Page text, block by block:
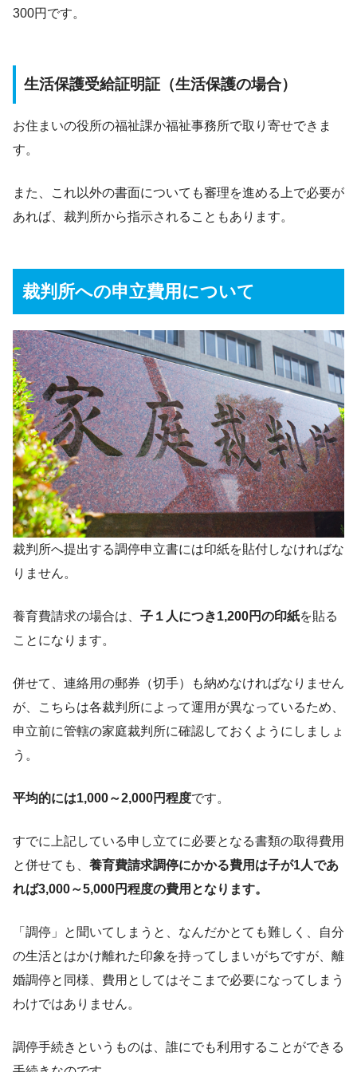
300円です。
生活保護受給証明証（生活保護の場合）
お住まいの役所の福祉課か福祉事務所で取り寄せできま
す。
また、これ以外の書面についても審理を進める上で必要が
あれば、裁判所から指示されることもあります。
裁判所への申立費用について
裁判所へ提出する調停申立書には印紙を貼付しなければな
りません。
養育費請求の場合は、 子１人につき1,200円の印紙を貼る
ことになります。
併せて、連絡用の郵券（切手）も納めなければなりません
が、こちらは各裁判所によって運用が異なっているため、
申立前に管轄の家庭裁判所に確認しておくようにしましょ
う。
平均的には1,000～2,000円程度です。
すでに上記している申し立てに必要となる書類の取得費用
と併せても、 養育費請求調停にかかる費用は子が1人であ
れば3,000～5,000円程度の費用となります。
「調停」と聞いてしまうと、なんだかとても難しく、自分
の生活とはかけ離れた印象を持ってしまいがちですが、離
婚調停と同様、費用としてはそこまで必要になってしまう
わけではありません。
調停手続きというものは、誰にでも利用することができる